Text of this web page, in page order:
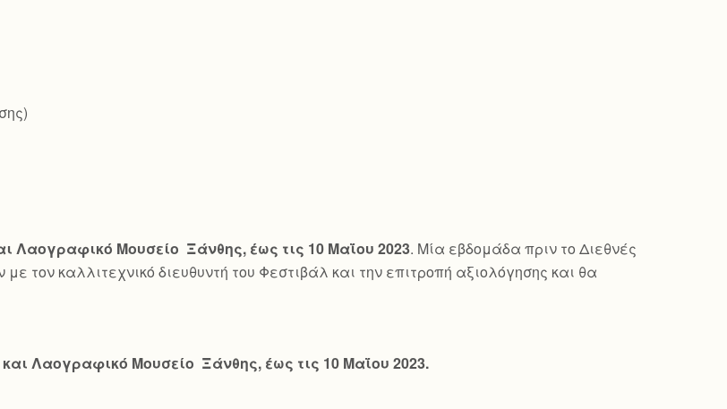
Λαογραφικό Μουσείο Ξάνθης, έως τις 10 Μαΐου 2023. Μία εβδομάδα πριν το Διεθνές
τον καλλιτεχνικό διευθυντή του Φεστιβάλ και την επιτροπή αξιολόγησης και θα
και Λαογραφικό Μουσείο Ξάνθης, έως τις 10 Μαΐου 2023.